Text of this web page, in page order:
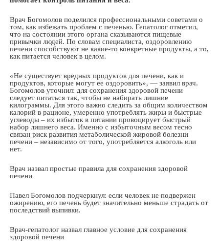
Врач Богомолов поделился профессиональными советами о
том, как избежать проблем с печенью. Гепатолог отметил,
что на состоянии этого органа сказываются пищевые
привычки людей. По словам специалиста, оздоровлению
печени способствуют не какие-то конкретные продукты, а то,
как питается человек в целом.
«Не существует вредных продуктов для печени, как и
продуктов, которые могут ее оздоровить», — заявил врач.
Богомолов уточнил: для сохранения здоровой печени
следует питаться так, чтобы не набирать лишние
килограммы. Для этого важно следить за общим количеством
калорий в рационе, умеренно употреблять жиры и быстрые
углеводы – их избыток в питании провоцирует быстрый
набор лишнего веса. Именно с избыточным весом тесно
связан риск развития метаболической жировой болезни
печени – независимо от того, употребляется алкоголь или
нет.
Врач назвал простые правила для сохранения здоровой
печени
Павел Богомолов подчеркнул: если человек не подвержен
ожирению, его печень будет значительно меньше страдать от
последствий выпивки.
Врач-гепатолог назвал главное условие для сохранения
здоровой печени